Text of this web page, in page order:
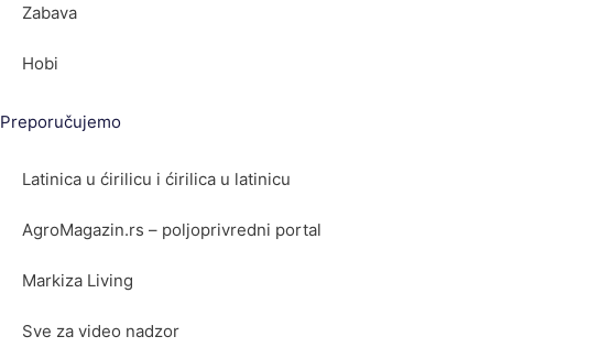
Zabava
Hobi
Preporučujemo
Latinica u ćirilicu i ćirilica u latinicu
AgroMagazin.rs – poljoprivredni portal
Markiza Living
Sve za video nadzor